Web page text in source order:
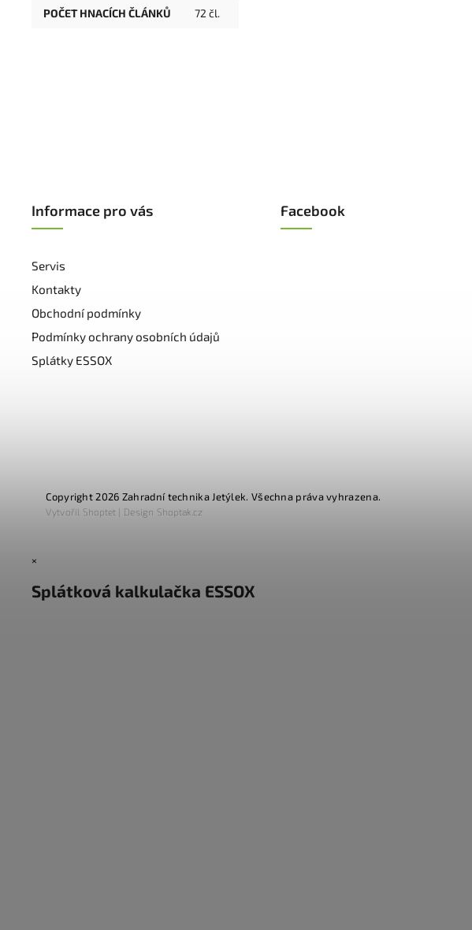
POČET HNACÍCH ČLÁNKŮ 72 čl.
Informace pro vás
Servis
Kontakty
Obchodní podmínky
Podmínky ochrany osobních údajů
Splátky ESSOX
Facebook
Copyright 2026 Zahradní technika Jetýlek. Všechna práva vyhrazena.
VytvořilShoptet | DesignShoptak.cz
×
Splátková kalkulačka ESSOX